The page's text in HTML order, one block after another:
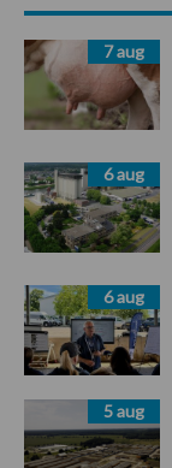
Sidebar
7 aug
6 aug
6 aug
5 aug